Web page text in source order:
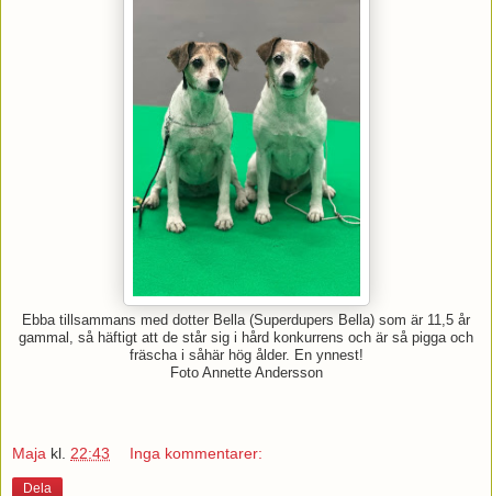
Ebba tillsammans med dotter Bella (Superdupers Bella) som är 11,5 år
gammal, så häftigt att de står sig i hård konkurrens och är så pigga och
fräscha i såhär hög ålder. En ynnest!
Foto Annette Andersson
Maja kl. 22:43 Inga kommentarer:
Dela